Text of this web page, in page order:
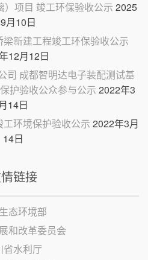
项目 竣工环保验收公示 2025
月10日
新建工程竣工环保验收公示
12月12日
司 成都智明达电子装配测试基
护验收公众参与公示 2022年3
14日
环境保护验收公示 2022年3月
14日
链接
态环境部
和改革委员会
省水利厅